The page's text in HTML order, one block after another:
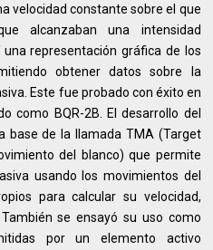
velocidad constante sobre el que
alcanzaban una intensidad
representación gráfica de los
obtener datos sobre la
Este fue probado con éxito en
como BQR-2B. El desarrollo del
base de la llamada TMA (Target
del blanco) que permite
usando los movimientos del
para calcular su velocidad,
se ensayó su uso como
por un elemento activo